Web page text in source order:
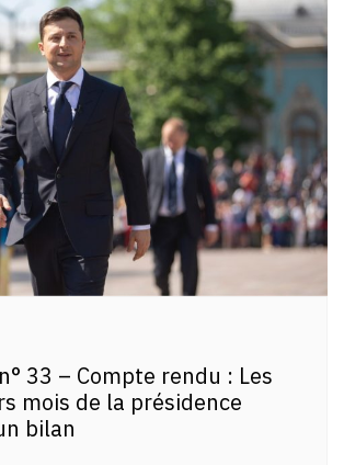
33 – Compte rendu : Les
mois de la présidence
bilan